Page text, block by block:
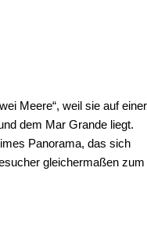
Meere“, weil sie auf einer
dem Mar Grande liegt.
Panorama, das sich
gleichermaßen zum